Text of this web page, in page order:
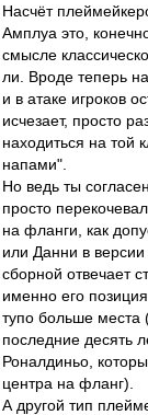
Насчёт
Амплуа это,
смысле
ли. Вроде теперь
и в атаке игроков
исчезает, просто
находиться на той
напами".
Но ведь ты
просто
на фланги, как
или Данни в
сборной отвечает
именно его
тупо больше места
последние десять
Роналдиньо,
центра на фланг).
А другой тип